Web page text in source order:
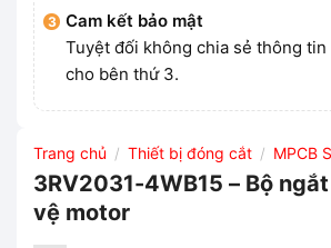
Cam kết bảo mật
Tuyệt đối không chia sẻ thông tin
cho bên thứ 3.
Trang chủ / Thiết bị đóng cắt / MPCB
3RV2031-4WB15 – Bộ
vệ motor